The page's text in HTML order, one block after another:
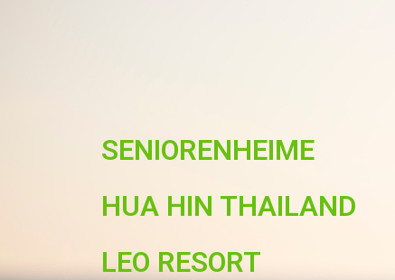
SENIORENHEIME
HUA HIN THAILAND
LEO RESORT